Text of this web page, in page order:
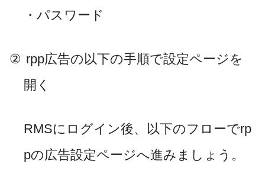
・パスワード
② rpp広告の以下の手順で設定ページを
開く
RMSにログイン後、以下のフローでrp
pの広告設定ページへ進みましょう。